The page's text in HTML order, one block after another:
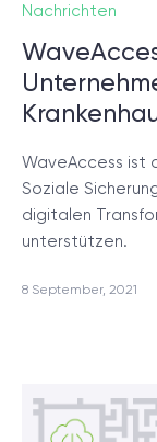
Nachrichten
WaveAccess ist
Soziale
digitalen
unterstützen.
8 September, 2021